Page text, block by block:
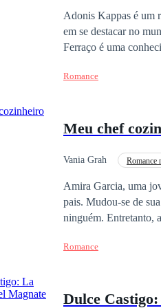
Adonis Kappas é um
em se destacar no
Ferraço é uma
cheia de altos e
Romance
Meu chef
Vania Grah Romance
Amira Garcia, uma
pais. Mudou-se de
ninguém. Entretanto, as coisas não saíram como ela havia planejado. Era como se as dificuldades não tivessem
esperança, um trabalho que lhe
humor e exigências
Romance
Dulce